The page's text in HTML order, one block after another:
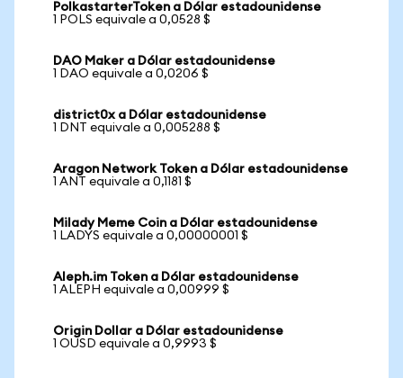
PolkastarterToken a Dólar estadounidense
1 POLS equivale a 0,0528 $
DAO Maker a Dólar estadounidense
1 DAO equivale a 0,0206 $
district0x a Dólar estadounidense
1 DNT equivale a 0,005288 $
Aragon Network Token a Dólar estadounidense
1 ANT equivale a 0,1181 $
Milady Meme Coin a Dólar estadounidense
1 LADYS equivale a 0,00000001 $
Aleph.im Token a Dólar estadounidense
1 ALEPH equivale a 0,00999 $
Origin Dollar a Dólar estadounidense
1 OUSD equivale a 0,9993 $